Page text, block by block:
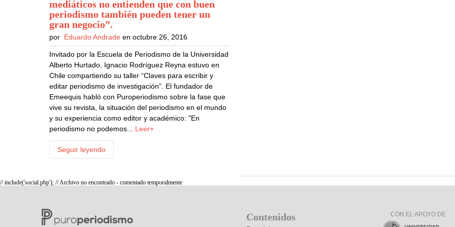
mediáticos no entienden que con buen
periodismo también pueden tener un
gran negocio”.
por Eduardo Andrade en octubre 26, 2016
Invitado por la Escuela de Periodismo de la Universidad
Alberto Hurtado, Ignacio Rodríguez Reyna estuvo en
Chile compartiendo su taller “Claves para escribir y
editar periodismo de investigación”. El fundador de
Emeequis habló con Puroperiodismo sobre la fase que
vive su revista, la situación del periodismo en el mundo
y su experiencia como editor y académico: "En
periodismo no podemos... Leer+
Seguir leyendo
// include('social.php'); // Archivo no encontrado - comentado temporalmente
Contenidos CON EL APOYO DE